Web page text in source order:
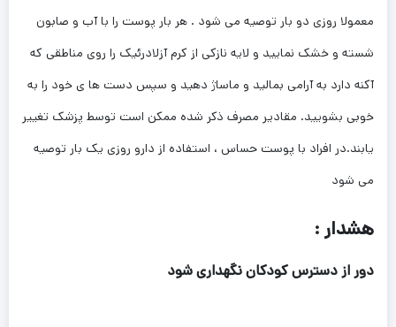
معمولا روزی دو بار توصیه می شود . هر بار پوست را با آب و صابون
شسته و خشک نمایید و لایه نازکی از کرم آزلادرئیک را روی مناطقی که
آکنه دارد به آرامی بمالید و ماساژ دهید و سپس دست ها ی خود را به
خوبی بشویید. مقادیر مصرف ذکر شده ممکن است توسط پزشک تغییر
یابند.در افراد با پوست حساس ، استفاده از دارو روزی یک بار توصیه
می شود
هشدار :
دور از دسترس کودکان نگهداری شود